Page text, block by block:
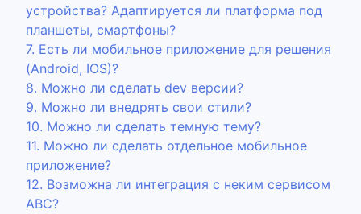
устройства? Адаптируется ли платформа под
планшеты, смартфоны?
7. Есть ли мобильное приложение для решения
(Android, IOS)?
8. Можно ли сделать dev версии?
9. Можно ли внедрять свои стили?
10. Можно ли сделать темную тему?
11. Можно ли сделать отдельное мобильное
приложение?
12. Возможна ли интеграция с неким сервисом
ABC?